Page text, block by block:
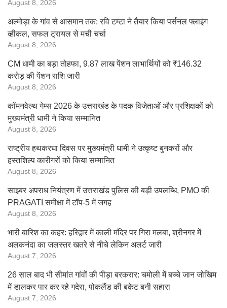
August 8, 2026
अल्मोड़ा के गांव से आसमान तक: रवि टम्टा ने तैयार किया पर्सनल फ्लाइंग
व्हीकल, सफल ट्रायल से मची चर्चा
August 8, 2026
CM धामी का बड़ा तोहफा, 9.87 लाख पेंशन लाभार्थियों को ₹146.32
करोड़ की पेंशन राशि जारी
August 8, 2026
कॉमनवेल्थ गेम्स 2026 के उत्तराखंड के पदक विजेताओं और प्रशिक्षकों को
मुख्यमंत्री धामी ने किया सम्मानित
August 8, 2026
राष्ट्रीय हथकरघा दिवस पर मुख्यमंत्री धामी ने उत्कृष्ट बुनकरों और
हस्तशिल्प कारीगरों को किया सम्मानित
August 8, 2026
साइबर अपराध नियंत्रण में उत्तराखंड पुलिस की बड़ी उपलब्धि, PMO की
PRAGATI समीक्षा में टॉप-5 में जगह
August 8, 2026
भारी बारिश का कहर: हरिद्वार में काली मंदिर पर गिरा मलबा, श्रीनगर में
अलकनंदा का जलस्तर खतरे से नीचे लेकिन अलर्ट जारी
August 7, 2026
26 साल बाद भी सीमांत गांवों की पीड़ा बरकरार: चमोली में बच्चे जान जोखिम
में डालकर पार कर रहे गदेरा, पोकलैंड की बकेट बनी सहारा
August 7, 2026